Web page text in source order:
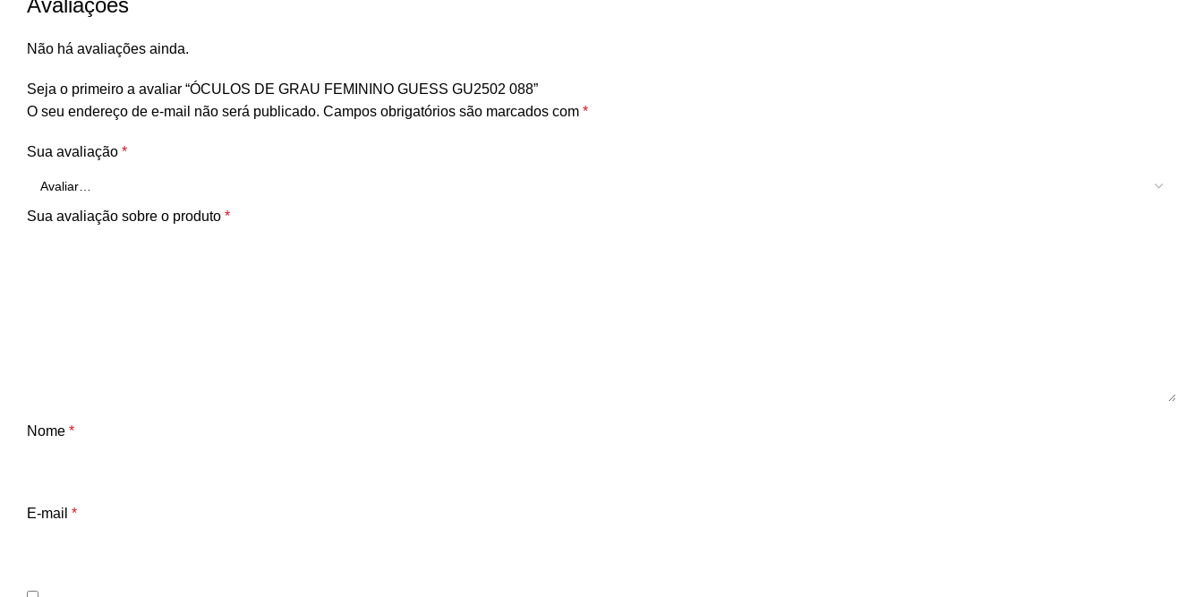
Avaliações
Não há avaliações ainda.
Seja o primeiro a avaliar “ÓCULOS DE GRAU FEMININO GUESS GU2502 088”
O seu endereço de e-mail não será publicado. Campos obrigatórios são marcados com *
Sua avaliação *
Sua avaliação sobre o produto *
Nome *
E-mail *